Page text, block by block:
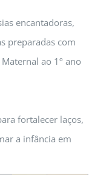
encantadoras,
preparadas com
ao 1º ano
fortalecer laços,
a infância em